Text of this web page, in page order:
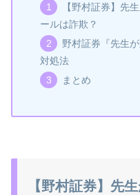
【野村証券】先
ールは詐欺？
野村証券『先生
対処法
まとめ
【野村証券】先